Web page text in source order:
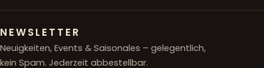
NEWSLETTER
Neuigkeiten, Events & Saisonales – gelegentlich,
kein Spam. Jederzeit abbestellbar.